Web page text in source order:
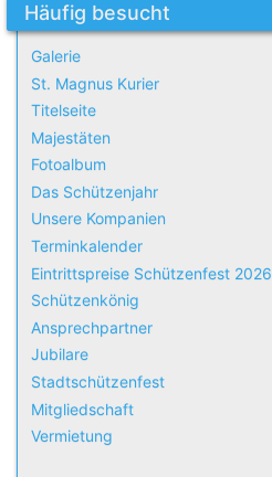
Häufig besucht
Galerie
St. Magnus Kurier
Titelseite
Majestäten
Fotoalbum
Das Schützenjahr
Unsere Kompanien
Terminkalender
Eintrittspreise Schützenfest 2026
Schützenkönig
Ansprechpartner
Jubilare
Stadtschützenfest
Mitgliedschaft
Vermietung